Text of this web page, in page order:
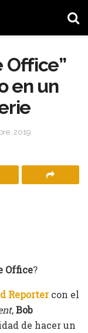
Office”
en un
2019
Office?
Reportercon el
,Bob
de hacer un